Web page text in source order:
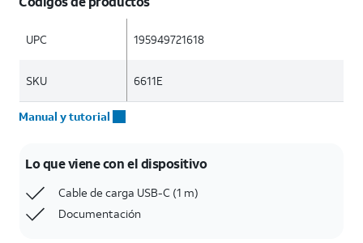
UPC 195949721618
SKU 6611E
Manual y tutorial
Lo que viene con el dispositivo
Cable de carga USB-C (1 m)
Documentación